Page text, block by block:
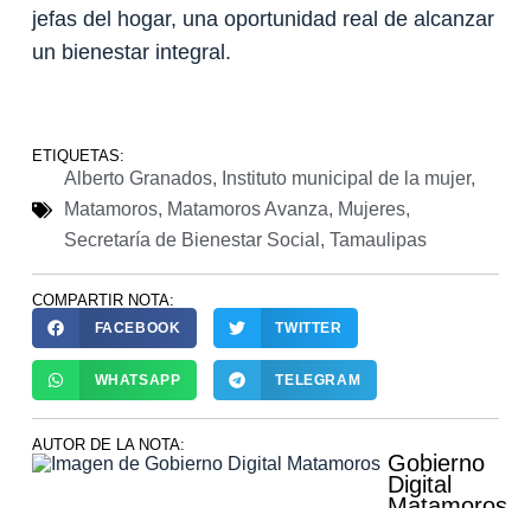
jefas del hogar, una oportunidad real de alcanzar
un bienestar integral.
ETIQUETAS:
Alberto Granados, Instituto municipal de la mujer,
Matamoros, Matamoros Avanza, Mujeres,
Secretaría de Bienestar Social , Tamaulipas
COMPARTIR NOTA:
FACEBOOK TWITTER
WHATSAPP TELEGRAM
AUTOR DE LA NOTA:
Gobierno
Digital